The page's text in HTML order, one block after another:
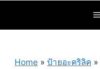
Home » ป้ายอะคริลิค »